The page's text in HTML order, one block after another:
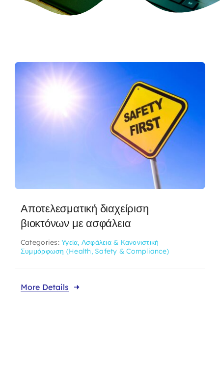
Αποτελεσματική διαχείριση
βιοκτόνων με ασφάλεια
Categories:Υγεία, Ασφάλεια & Κανονιστική
Συμμόρφωση (Health, Safety & Compliance)
More Details